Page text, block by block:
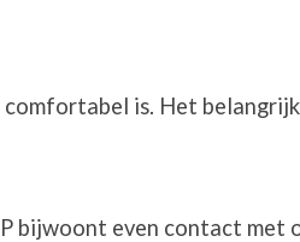
is. Het
bijwoont even contact met